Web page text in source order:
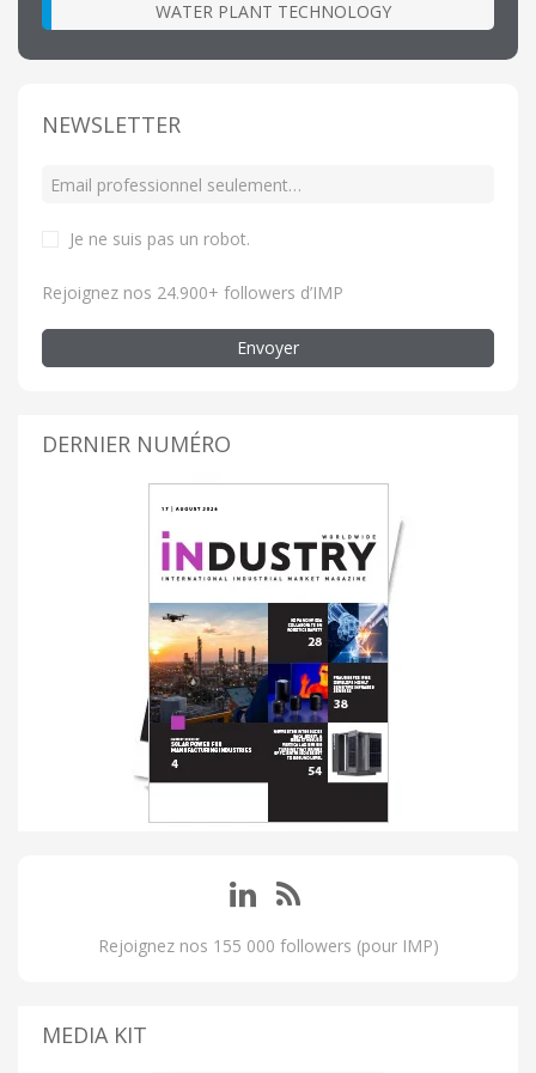
WATER PLANT TECHNOLOGY
NEWSLETTER
Je ne suis pas un robot.
Rejoignez nos 24.900+ followers d’IMP
Envoyer
DERNIER NUMÉRO
Rejoignez nos 155 000 followers (pour IMP)
MEDIA KIT